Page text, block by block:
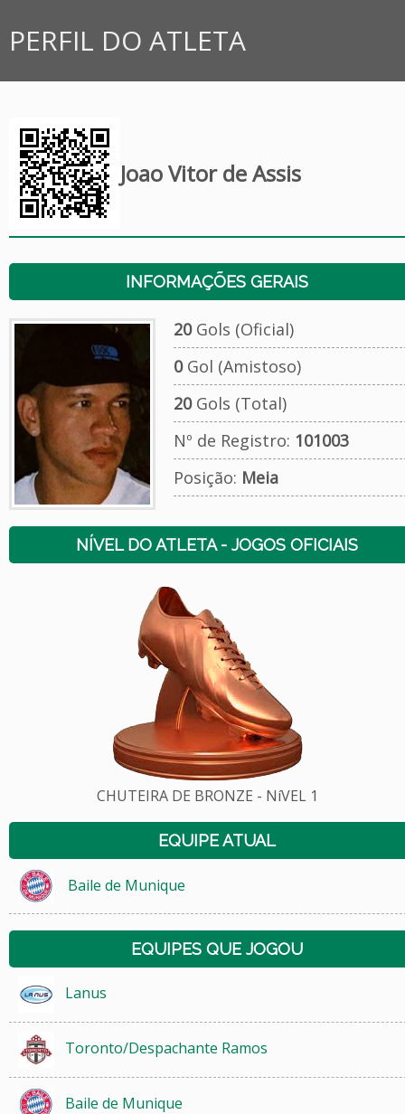
PERFIL DO ATLETA
Joao Vitor de Assis
INFORMAÇÕES GERAIS
20Gols (Oficial)
0Gol (Amistoso)
20Gols (Total)
Nº de Registro: 101003
Posição: Meia
NÍVEL DO ATLETA - JOGOS OFICIAIS
CHUTEIRA DE BRONZE - NíVEL 1
EQUIPE ATUAL
Baile de Munique
EQUIPES QUE JOGOU
Lanus
Toronto/Despachante Ramos
Baile de Munique